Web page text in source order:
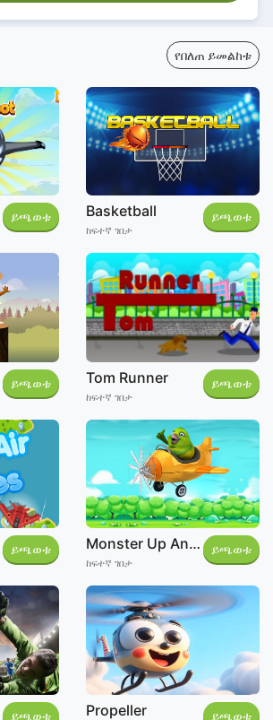
የበለጠ ይመልከቱ
ይጫወቱ Basketball
ከፍተኛ ገበታ
ይጫወቱ
ይጫወቱ Tom Runner
ከፍተኛ ገበታ
ይጫወቱ
ይጫወቱ Monster Up And Down
ከፍተኛ ገበታ
ይጫወቱ
ይጫወቱ Propeller ይጫወቱ